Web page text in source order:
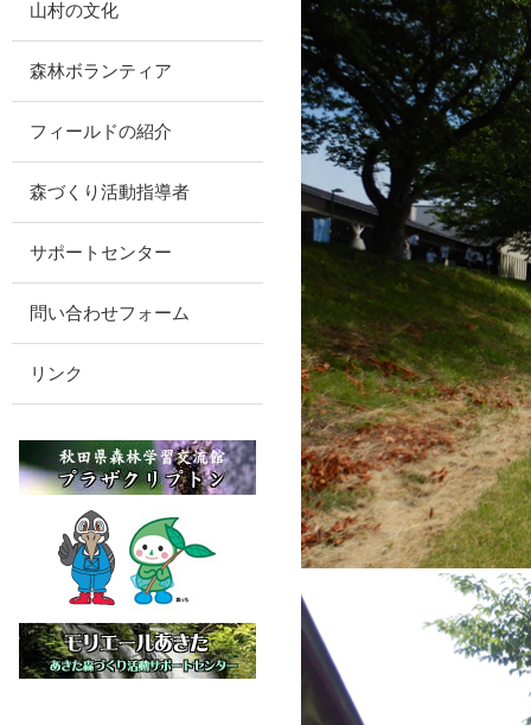
山村の文化
森林ボランティア
フィールドの紹介
森づくり活動指導者
サポートセンター
問い合わせフォーム
リンク